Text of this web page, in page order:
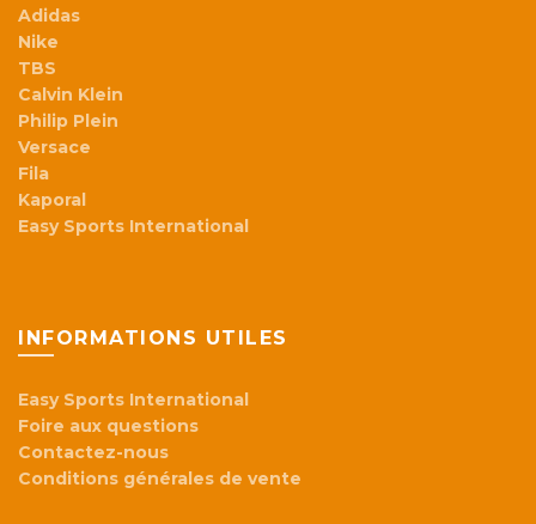
Adidas
Nike
TBS
Calvin Klein
Philip Plein
Versace
Fila
Kaporal
Easy Sports International
INFORMATIONS UTILES
Easy Sports International
Foire aux questions
Contactez-nous
Conditions générales de vente